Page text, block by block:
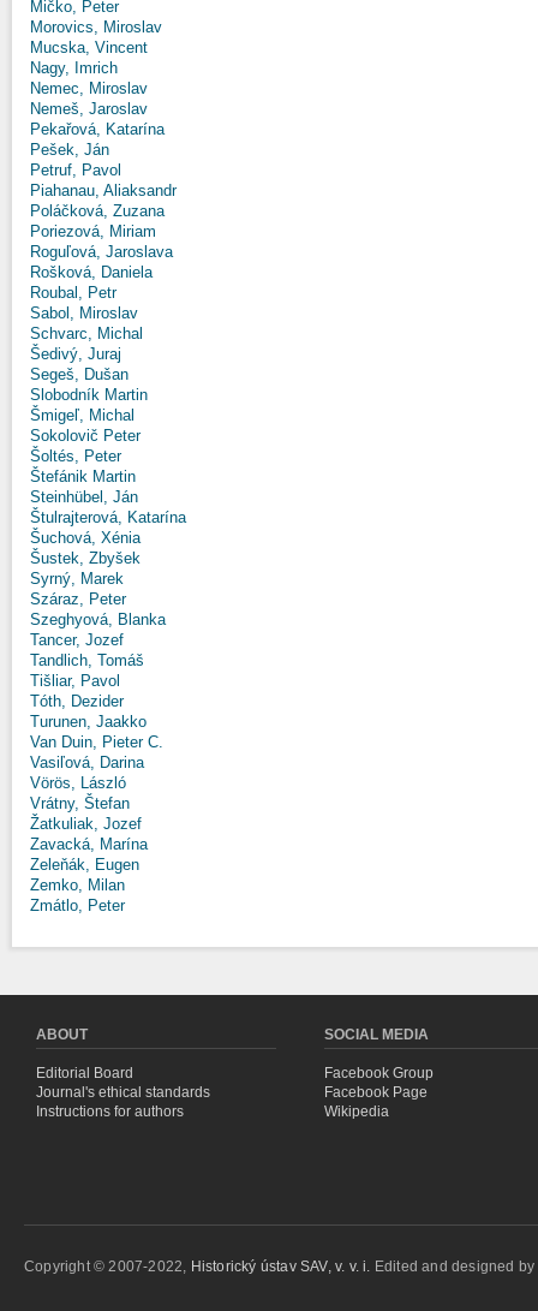
Mičko, Peter
Morovics, Miroslav
Mucska, Vincent
Nagy, Imrich
Nemec, Miroslav
Nemeš, Jaroslav
Pekařová, Katarína
Pešek, Ján
Petruf, Pavol
Piahanau, Aliaksandr
Poláčková, Zuzana
Poriezová, Miriam
Roguľová, Jaroslava
Rošková, Daniela
Roubal, Petr
Sabol, Miroslav
Schvarc, Michal
Šedivý, Juraj
Segeš, Dušan
Slobodník Martin
Šmigeľ, Michal
Sokolovič Peter
Šoltés, Peter
Štefánik Martin
Steinhübel, Ján
Štulrajterová, Katarína
Šuchová, Xénia
Šustek, Zbyšek
Syrný, Marek
Száraz, Peter
Szeghyová, Blanka
Tancer, Jozef
Tandlich, Tomáš
Tišliar, Pavol
Tóth, Dezider
Turunen, Jaakko
Van Duin, Pieter C.
Vasiľová, Darina
Vörös, László
Vrátny, Štefan
Žatkuliak, Jozef
Zavacká, Marína
Zeleňák, Eugen
Zemko, Milan
Zmátlo, Peter
ABOUT
Editorial Board
Journal's ethical standards
Instructions for authors
SOCIAL MEDIA
Facebook Group
Facebook Page
Wikipedia
Copyright © 2007-2022, Historický ústav SAV, v. v. i. Edited and designed by